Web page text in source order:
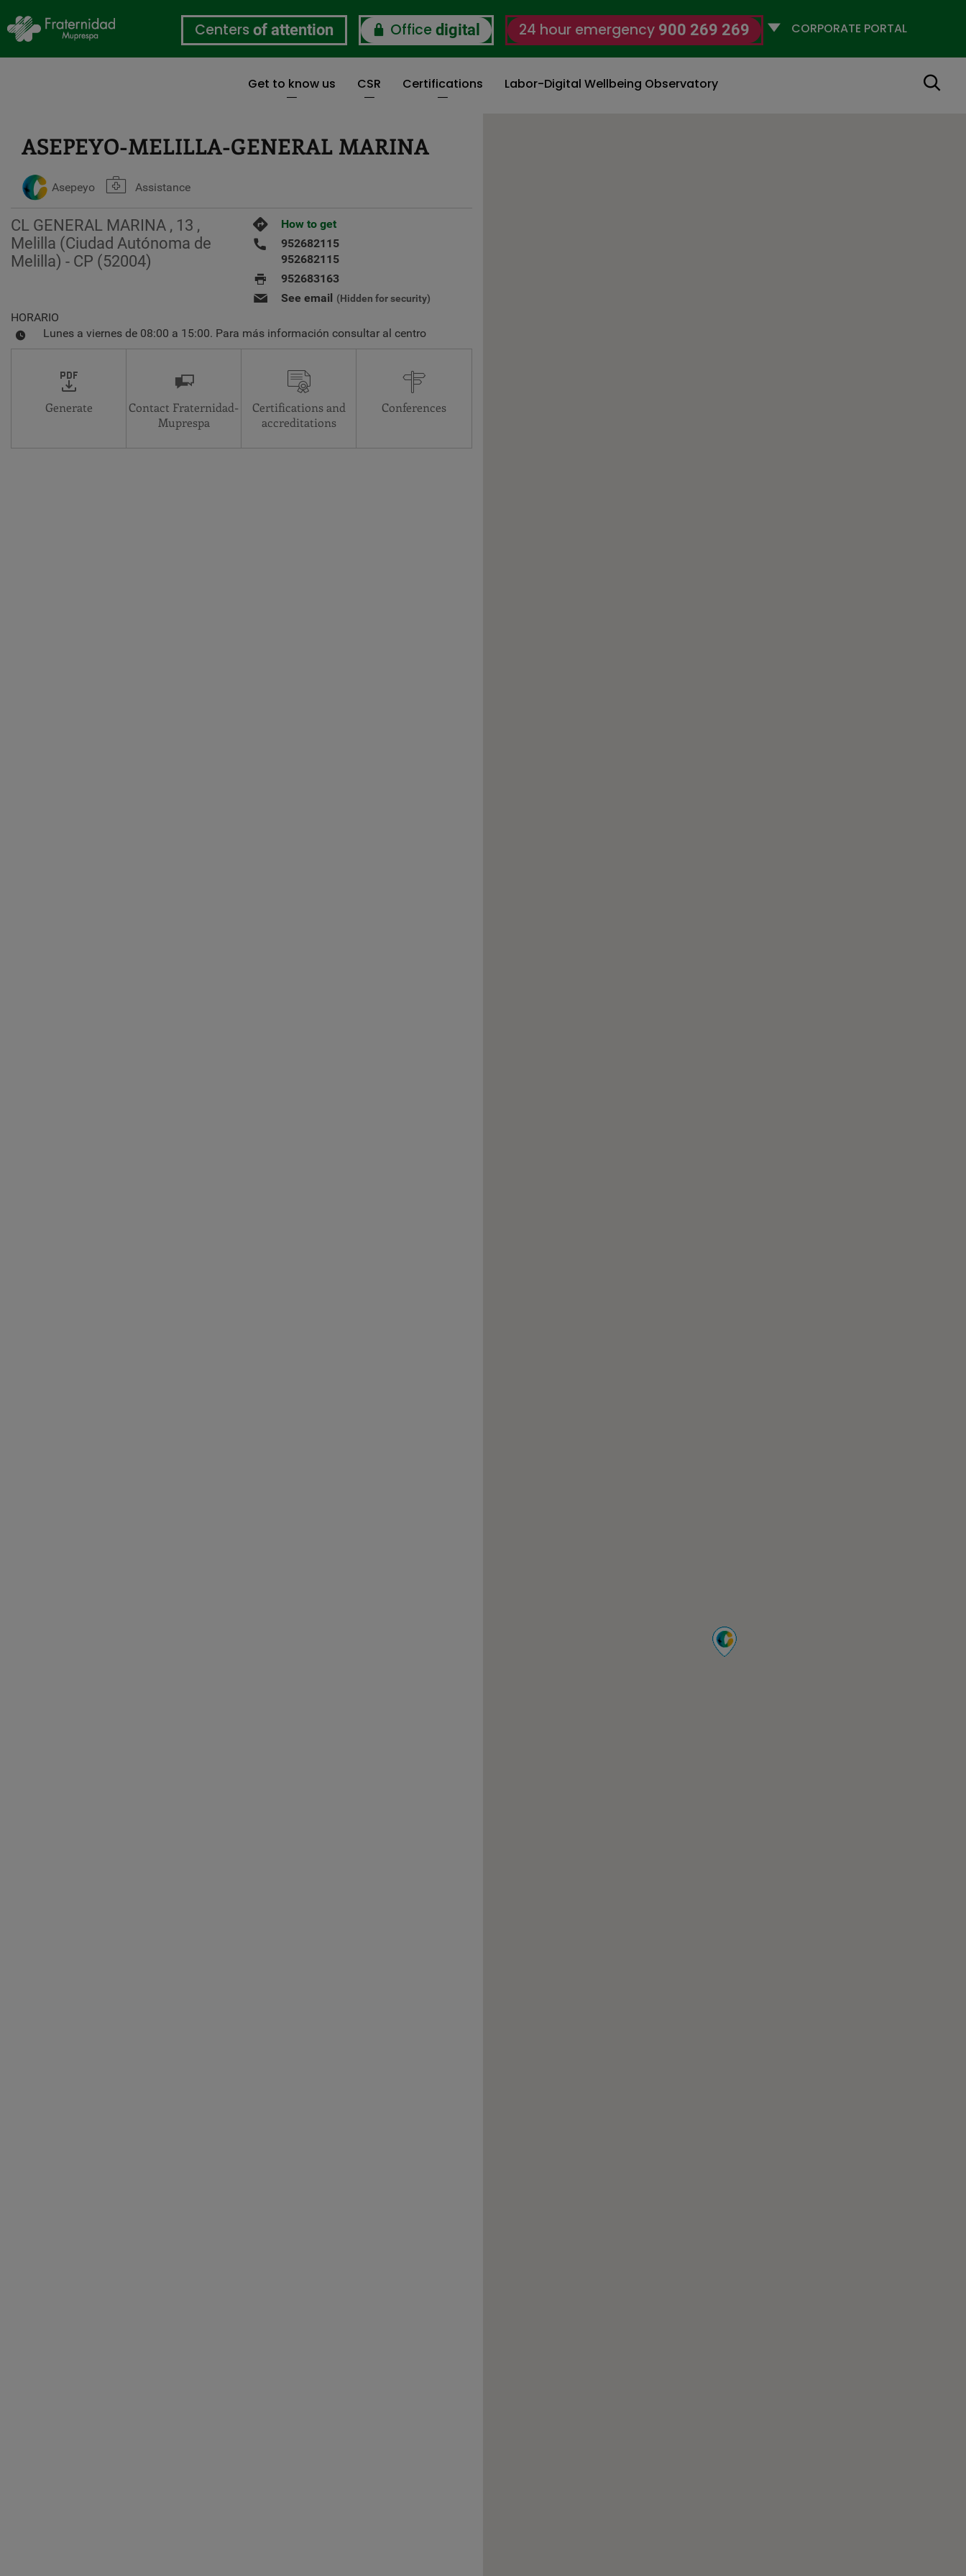
content
Centers of attention Office digital 24 hour emergency 900 269 269
Selecciona
Get to know us CSR Certifications Labor-Digital Wellbeing Observatory Search
ASEPEYO-MELILLA-GENERAL MARINA
Asepeyo Assistance
CL GENERAL MARINA , 13 ,
Melilla (Ciudad Autónoma de
Melilla) - CP (52004)
How to get
952682115
952682115
952683163
See email (Hidden for security)
HORARIO
Lunes a viernes de 08:00 a 15:00. Para más información consultar al centro
Generate
Contact Fraternidad-
Muprespa
Certifications and
accreditations
Conferences